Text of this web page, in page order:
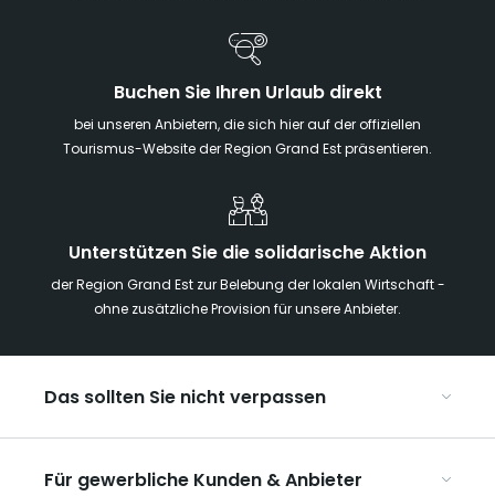
Buchen Sie Ihren Urlaub direkt
bei unseren Anbietern, die sich hier auf der offiziellen
Tourismus-Website der Region Grand Est präsentieren.
Unterstützen Sie die solidarische Aktion
der Region Grand Est zur Belebung der lokalen Wirtschaft -
ohne zusätzliche Provision für unsere Anbieter.
Das sollten Sie nicht verpassen
Die Weihnachtsmärkte im Grand Est
Für gewerbliche Kunden & Anbieter